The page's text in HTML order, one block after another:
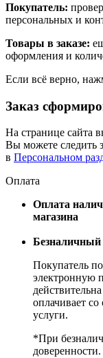
Покупатель:
персональных и
Товары в заказе:
оформления и
Если всё верно,
Заказ
На странице сайта
Вы можете следить
в Персональном
Оплата
Оплата
магазина
Безналичный
Покупатель
электронную
оплачивает
услуги.
*При
доверенности.